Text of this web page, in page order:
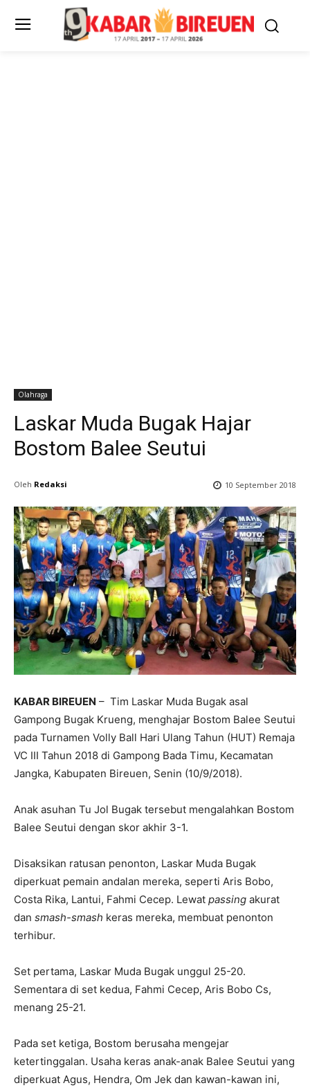
Olahraga
Laskar Muda Bugak Hajar
Bostom Balee Seutui
Oleh Redaksi 10 September 2018
KABAR BIREUEN – Tim Laskar Muda Bugak asal
Gampong Bugak Krueng, menghajar Bostom Balee Seutui
pada Turnamen Volly Ball Hari Ulang Tahun (HUT) Remaja
VC III Tahun 2018 di Gampong Bada Timu, Kecamatan
Jangka, Kabupaten Bireuen, Senin (10/9/2018).
Anak asuhan Tu Jol Bugak tersebut mengalahkan Bostom
Balee Seutui dengan skor akhir 3-1.
Disaksikan ratusan penonton, Laskar Muda Bugak
diperkuat pemain andalan mereka, seperti Aris Bobo,
Costa Rika, Lantui, Fahmi Cecep. Lewat passing akurat
dan smash-smash keras mereka, membuat penonton
terhibur.
Set pertama, Laskar Muda Bugak unggul 25-20.
Sementara di set kedua, Fahmi Cecep, Aris Bobo Cs,
menang 25-21.
Pada set ketiga, Bostom berusaha mengejar
ketertinggalan. Usaha keras anak-anak Balee Seutui yang
diperkuat Agus, Hendra, Om Jek dan kawan-kawan ini,